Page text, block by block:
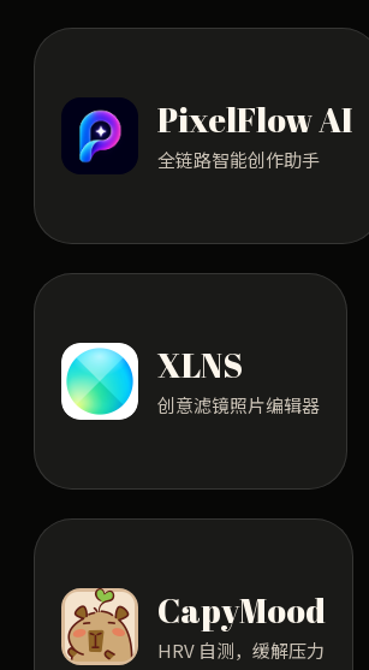
PixelFlow AI
全链路智能创作助手
XLNS
创意滤镜照片编辑器
CapyMood
HRV 自测，缓解压力